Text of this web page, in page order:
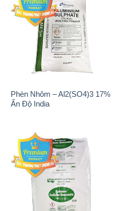
Phèn Nhôm – Al2(SO4)3 17%
Ấn Độ India